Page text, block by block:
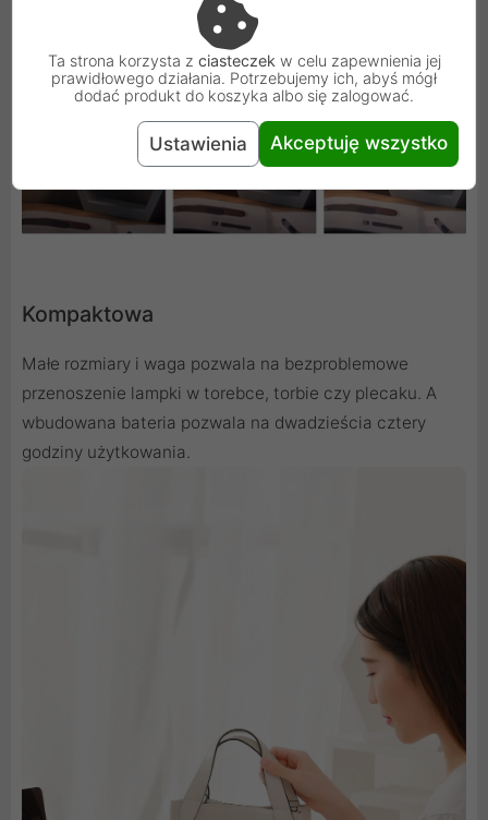
Kompaktowa
Małe rozmiary i waga pozwala na bezproblemowe
przenoszenie lampki w torebce, torbie czy plecaku. A
wbudowana bateria pozwala na dwadzieścia cztery
godziny użytkowania.
Ta strona korzysta z ciasteczek w celu zapewnienia jej
prawidłowego działania. Potrzebujemy ich, abyś mógł
dodać produkt do koszyka albo się zalogować.
Ustawienia Akceptuję wszystko